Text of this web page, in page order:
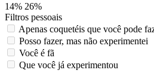
14% 26%
Filtros pessoais
Apenas coquetéis que você pode
Posso fazer, mas não experimentei
Você é fã
Que você já experimentou